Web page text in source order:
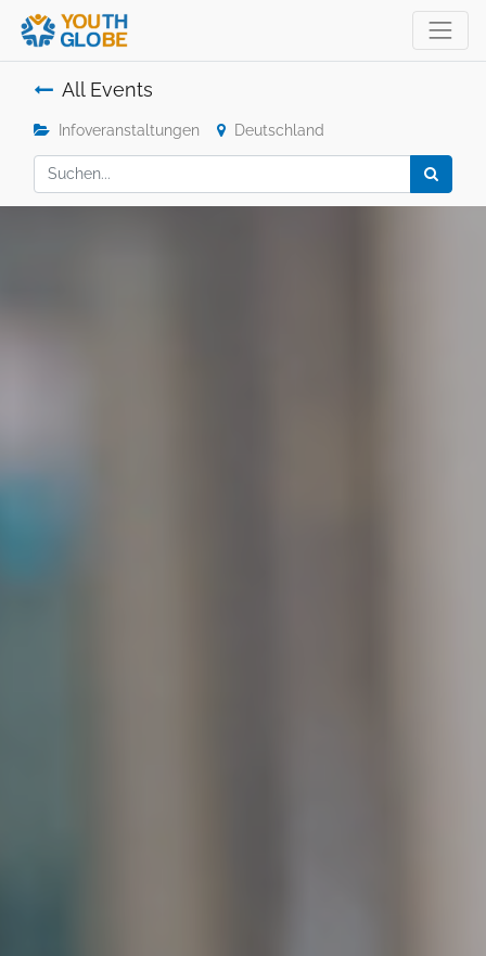
All Events
Infoveranstaltungen Deutschland